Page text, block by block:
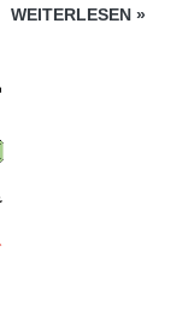
WEITERLESEN »